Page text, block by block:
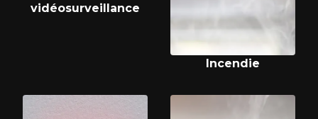
vidéosurveillance
Incendie